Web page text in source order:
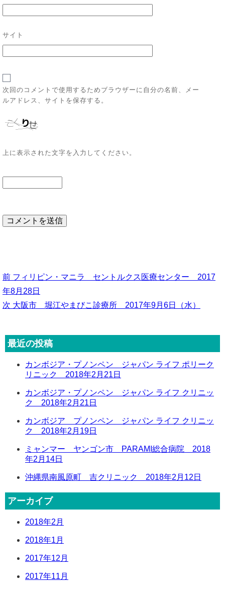
サイト
次回のコメントで使用するためブラウザーに自分の名前、メー
ルアドレス、サイトを保存する。
上に表示された文字を入力してください。
投
稿
ビ
ゲ
前 前
の
投
フィリピン・マニラ セントルクス医療センター 2017
年8月28日
次 次
稿:
大阪市 堀江やまびこ診療所 2017年9月6日（水）
最近の投稿
カンボジア・プノンペン ジャパン ライフ ポリーク
リニック 2018年2月21日
カンボジア・プノンペン ジャパン ライフ クリニッ
ク 2018年2月21日
カンボジア プノンペン ジャパン ライフ クリニッ
ク 2018年2月19日
ミャンマー ヤンゴン市 PARAMI総合病院 2018
年2月14日
沖縄県南風原町 吉クリニック 2018年2月12日
アーカイブ
2018年2月
2018年1月
2017年12月
2017年11月